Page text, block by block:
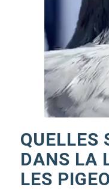
QUELLES
DANS LA
LES